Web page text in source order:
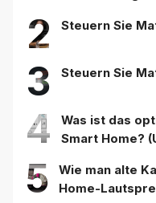
2 Steuern Sie
3 Steuern Sie
4
Was ist das
Smart Home?
5
Wie man alte
Home-